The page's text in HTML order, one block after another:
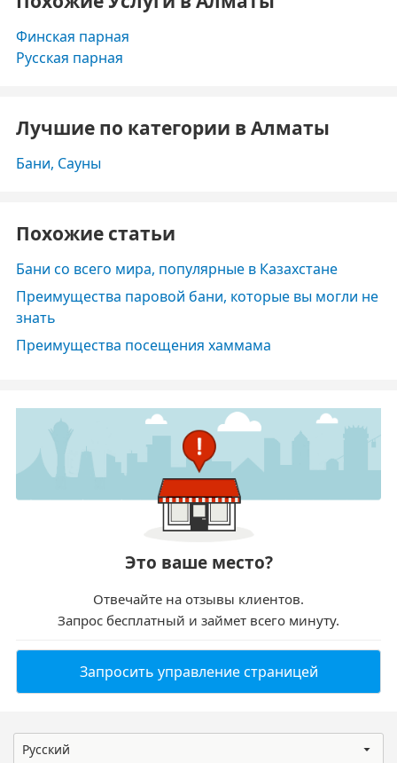
Финская парная
Русская парная
Лучшие по категории в Алматы
Бани, Сауны
Похожие статьи
Бани со всего мира, популярные в Казахстане
Преимущества паровой бани, которые вы могли не
знать
Преимущества посещения хаммама
Это ваше место?
Отвечайте на отзывы клиентов.
Запрос бесплатный и займет всего минуту.
Запросить управление страницей
Русский